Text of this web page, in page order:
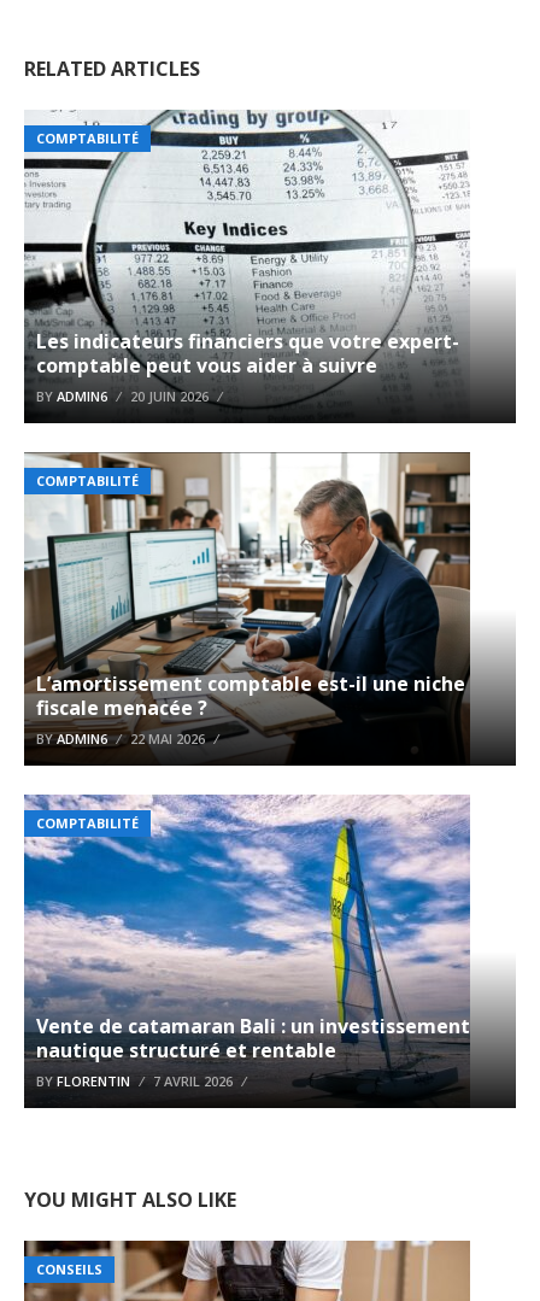
RELATED ARTICLES
COMPTABILITÉ
Les indicateurs financiers que votre expert-
comptable peut vous aider à suivre
BY ADMIN6 20 JUIN 2026
COMPTABILITÉ
L’amortissement comptable est-il une niche
fiscale menacée ?
BYADMIN6 22 MAI 2026
COMPTABILITÉ
Vente de catamaran Bali : un investissement
nautique structuré et rentable
BY FLORENTIN 7 AVRIL 2026
YOU MIGHT ALSO LIKE
CONSEILS